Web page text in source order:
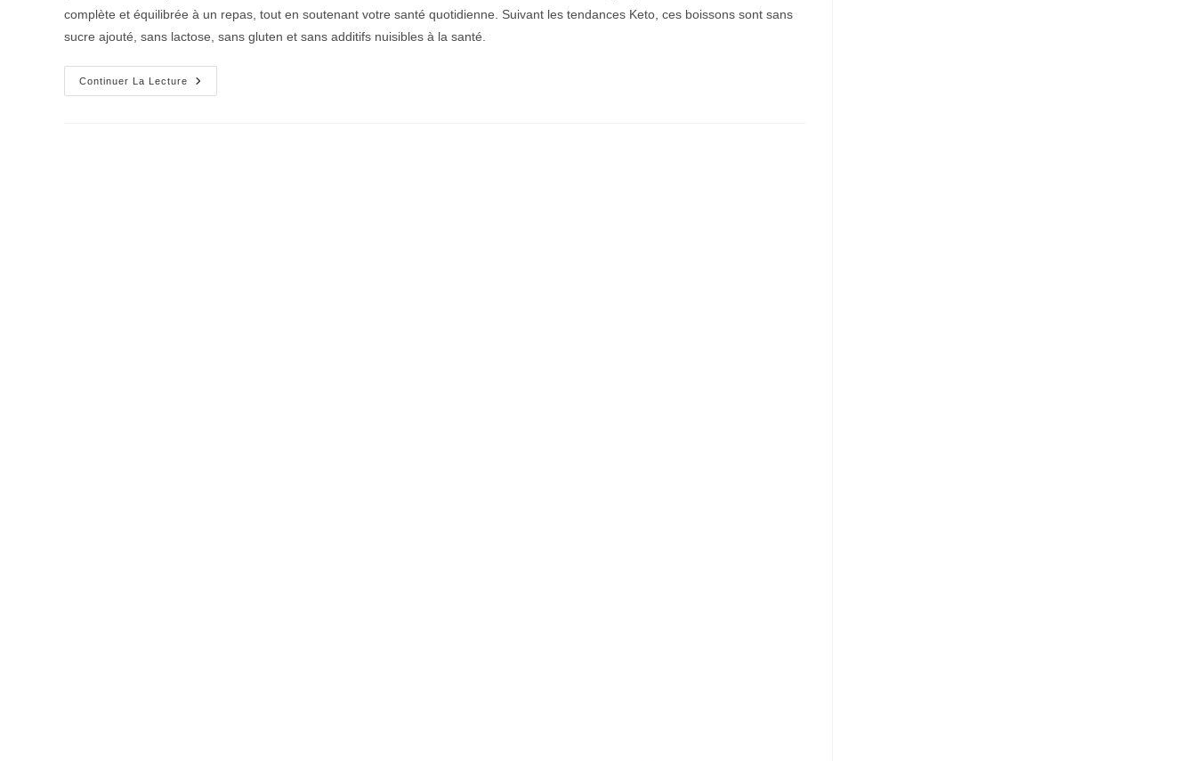
complète et équilibrée à un repas, tout en soutenant votre santé quotidienne. Suivant les tendances Keto, ces boissons sont sans
sucre ajouté, sans lactose, sans gluten et sans additifs nuisibles à la santé.
Continuer La Lecture THEIA